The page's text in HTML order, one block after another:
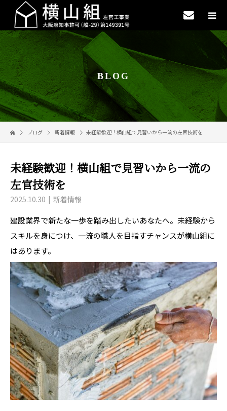
BLOG
ブログ 新着情報 未経験歓迎！横山組で見習いから一流の左官技術を
未経験歓迎！横山組で見習いから一流の
左官技術を
2025.10.30 新着情報
建設業界で新たな一歩を踏み出したいあなたへ。未経験から
スキルを身につけ、一流の職人を目指すチャンスが横山組に
はあります。